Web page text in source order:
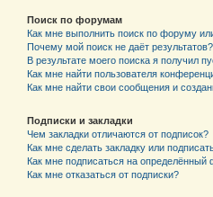
Поиск по форумам
Как мне выполнить поиск по форуму
Почему мой поиск не даёт результатов?
В результате моего поиска я получил
Как мне найти пользователя
Как мне найти свои сообщения и
Подписки и закладки
Чем закладки отличаются от подписок?
Как мне сделать закладку или
Как мне подписаться на определённый
Как мне отказаться от подписки?